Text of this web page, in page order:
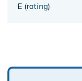
E (rating)